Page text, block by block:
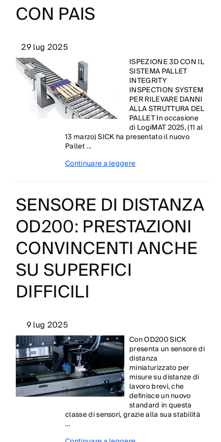
CON PAIS
29 lug 2025
ISPEZIONE 3D CON IL
SISTEMA PALLET
INTEGRITY
INSPECTION SYSTEM
PER RILEVARE DANNI
ALLA STRUTTURA DEL
PALLET In occasione
di LogiMAT 2025, (11 al
13 marzo) SICK ha presentato il nuovo
Pallet ...
Continuare a leggere
SENSORE DI DISTANZA
OD200: PRESTAZIONI
CONVINCENTI ANCHE
SU SUPERFICI
DIFFICILI
9 lug 2025
Con OD200 SICK
presenta un sensore di
distanza
miniaturizzato per
misure su distanze di
lavoro brevi, che
definisce un nuovo
standard in questa
classe di sensori, grazie alla sua stabilità
...